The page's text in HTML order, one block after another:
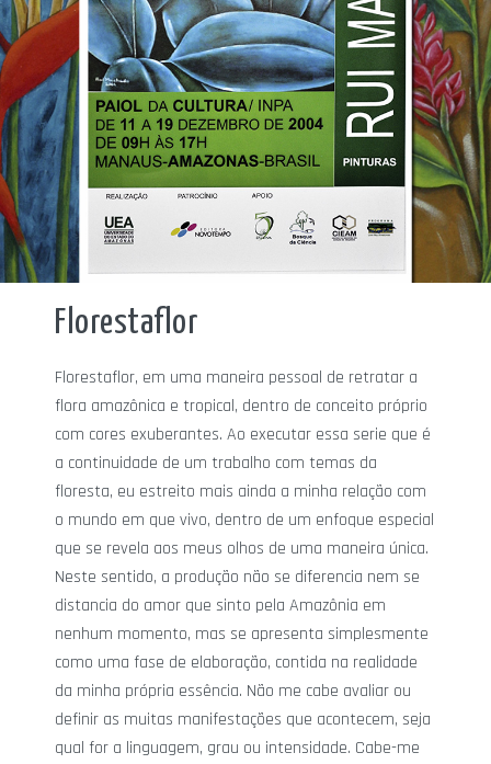
Florestaflor
Florestaflor, em uma maneira pessoal de retratar a
flora amazônica e tropical, dentro de conceito próprio
com cores exuberantes. Ao executar essa serie que é
a continuidade de um trabalho com temas da
floresta, eu estreito mais ainda a minha relação com
o mundo em que vivo, dentro de um enfoque especial
que se revela aos meus olhos de uma maneira única.
Neste sentido, a produção não se diferencia nem se
distancia do amor que sinto pela Amazônia em
nenhum momento, mas se apresenta simplesmente
como uma fase de elaboração, contida na realidade
da minha própria essência. Não me cabe avaliar ou
definir as muitas manifestações que acontecem, seja
qual for a linguagem, grau ou intensidade. Cabe-me